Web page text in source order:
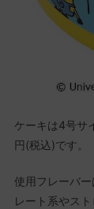
ケーキは4号サ
円(税込)です。
使用フレーバ
レート系やス